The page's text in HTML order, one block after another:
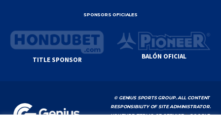
SPONSORS OFICIALES
TITLE SPONSOR BALÓN OFICIAL
© GENIUS SPORTS GROUP. ALL CONTENT
RESPONSIBILITY OF SITE ADMINISTRATOR.
YOUTUBE TERMS OF SERVICE|GOOGLE